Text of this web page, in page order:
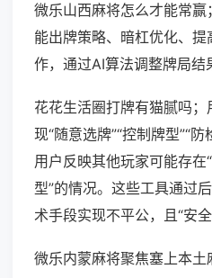
微乐山西麻将怎么才能常
能出牌策略、暗杠优化、
作，通过AI算法调整牌局结
花花生活圈打牌有猫腻吗
现“随意选牌”“控制牌型”“
用户反映其他玩家可能存在
型”的情况。这些工具通过
术手段实现不平公，且“安全
微乐内蒙麻将聚焦塞上本